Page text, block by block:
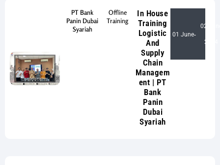
PT Bank
Panin Dubai
Syariah
Offline
Training
In House
Training
Logistic
And
Supply
Chain
Managem
ent | PT
Bank
Panin
Dubai
Syariah
01 June-
02
2024